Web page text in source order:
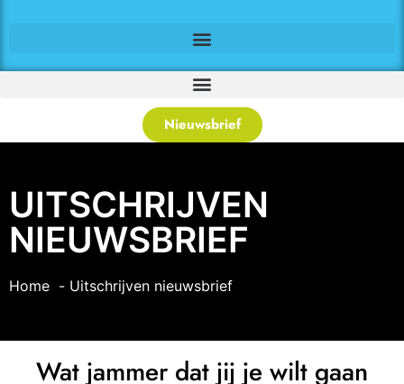
Nieuwsbrief
UITSCHRIJVEN
NIEUWSBRIEF
Home Uitschrijven nieuwsbrief
Wat jammer dat jij je wilt gaan